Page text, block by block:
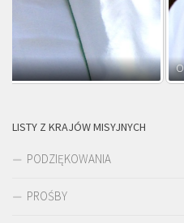
O. ADNRZEJ LEŚNIARA SJ
LISTY Z KRAJÓW MISYJNYCH
PODZIĘKOWANIA
PROŚBY